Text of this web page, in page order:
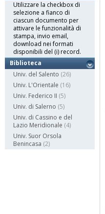
Utilizzare la checkbox di
selezione a fianco di
ciascun documento per
attivare le funzionalità di
stampa, invio email,
download nei formati
disponibili del (i) record.
Biblioteca
Univ. del Salento (26)
Univ. L'Orientale (16)
Univ. Federico II (5)
Univ. di Salerno (5)
Univ. di Cassino e del
Lazio Meridionale (4)
Univ. Suor Orsola
Benincasa (2)